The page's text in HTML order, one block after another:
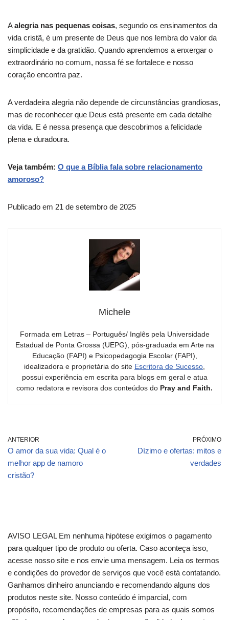
Aalegria nas pequenas coisas, segundo os ensinamentos da
vida cristã, é um presente de Deus que nos lembra do valor da
simplicidade e da gratidão. Quando aprendemos a enxergar o
extraordinário no comum, nossa fé se fortalece e nosso
coração encontra paz.
A verdadeira alegria não depende de circunstâncias grandiosas,
mas de reconhecer que Deus está presente em cada detalhe
da vida. E é nessa presença que descobrimos a felicidade
plena e duradoura.
Veja também: O que a Bíblia fala sobre relacionamento
amoroso?
Publicado em 21 de setembro de 2025
Michele
Formada em Letras – Português/ Inglês pela Universidade
Estadual de Ponta Grossa (UEPG), pós-graduada em Arte na
Educação (FAPI) e Psicopedagogia Escolar (FAPI),
idealizadora e proprietária do site Escritora de Sucesso
possui experiência em escrita para blogs em geral e atua
como redatora e revisora dos conteúdos do Pray and Faith.
ANTERIOR
O amor da sua vida: Qual é o
melhor app de namoro
cristão?
PRÓXIMO
Dízimo e ofertas: mitos e
verdades
AVISO LEGAL Em nenhuma hipótese exigimos o pagamento
para qualquer tipo de produto ou oferta. Caso aconteça isso,
acesse nosso site e nos envie uma mensagem. Leia os termos
e condições do provedor de serviços que você está contatando.
Ganhamos dinheiro anunciando e recomendando alguns dos
produtos neste site. Nosso conteúdo é imparcial, com
propósito, recomendações de empresas para as quais somos